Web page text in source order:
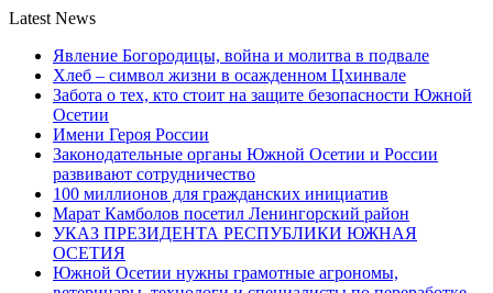
Latest News
Явление Богородицы, война и молитва в подвале
Хлеб – символ жизни в осажденном Цхинвале
Забота о тех, кто стоит на защите безопасности Южной
Осетии
Имени Героя России
Законодательные органы Южной Осетии и России
развивают сотрудничество
100 миллионов для гражданских инициатив
Марат Камболов посетил Ленингорский район
УКАЗ ПРЕЗИДЕНТА РЕСПУБЛИКИ ЮЖНАЯ
ОСЕТИЯ
Южной Осетии нужны грамотные агрономы,